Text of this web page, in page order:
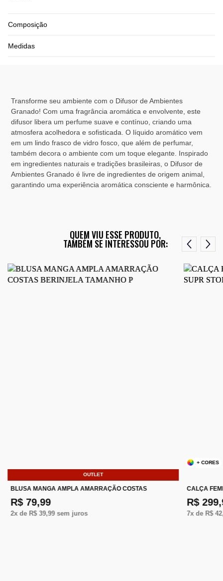
Composição
Medidas
Transforme seu ambiente com o Difusor de Ambientes
Granado! Com uma fragrância aromática e envolvente, este
difusor libera um perfume suave e contínuo, criando uma
atmosfera acolhedora e sofisticada. O líquido aromático vem
em um lindo frasco de vidro fosco, que além de perfumar,
também decora o ambiente com um toque elegante. Inspirado
em ingredientes naturais e tradições brasileiras, o Difusor de
Ambientes Granado é livre de ingredientes de origem animal,
garantindo uma experiência aromática consciente e harmônica.
QUEM VIU ESSE PRODUTO,
TAMBÉM SE INTERESSOU POR:
OUTLET
BLUSA MANGA AMPLA AMARRAÇÃO COSTAS
R$ 79,99
2x de R$ 39,99sem juros
+ CORES
CALÇA
R$
7x de R$